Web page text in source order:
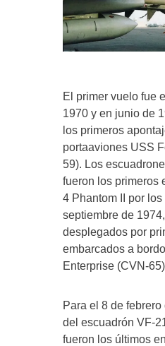
El primer vuelo fue
1970 y en junio de
los primeros
portaaviones USS
59). Los
fueron los primeros
4 Phantom II por los
septiembre de
desplegados por
embarcados a
Enterprise (CVN-
Para el 8 de
del escuadrón VF-
fueron los últimos